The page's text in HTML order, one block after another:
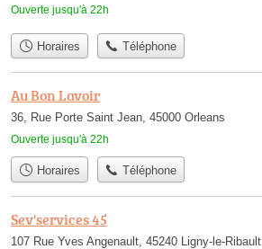
Ouverte jusqu'à 22h
Horaires Téléphone
Au Bon Lavoir
36, Rue Porte Saint Jean, 45000 Orleans
Ouverte jusqu'à 22h
Horaires Téléphone
Sev'services 45
107 Rue Yves Angenault, 45240 Ligny-le-Ribault